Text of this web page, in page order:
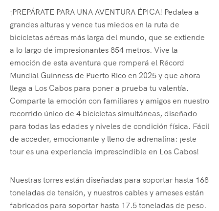
¡PREPÁRATE PARA UNA AVENTURA ÉPICA! Pedalea a
grandes alturas y vence tus miedos en la ruta de
bicicletas aéreas más larga del mundo, que se extiende
a lo largo de impresionantes 854 metros. Vive la
emoción de esta aventura que romperá el Récord
Mundial Guinness de Puerto Rico en 2025 y que ahora
llega a Los Cabos para poner a prueba tu valentía.
Comparte la emoción con familiares y amigos en nuestro
recorrido único de 4 bicicletas simultáneas, diseñado
para todas las edades y niveles de condición física. Fácil
de acceder, emocionante y lleno de adrenalina: ¡este
tour es una experiencia imprescindible en Los Cabos!
Nuestras torres están diseñadas para soportar hasta 168
toneladas de tensión, y nuestros cables y arneses están
fabricados para soportar hasta 17.5 toneladas de peso.